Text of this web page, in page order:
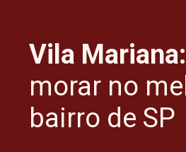
Vila Mariana:
morar no
bairro de SP